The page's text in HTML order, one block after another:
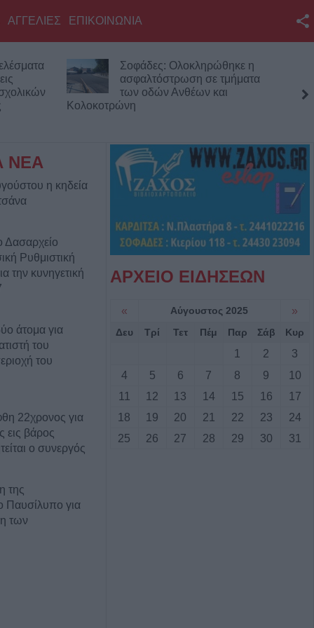
Twitter
YouTube
RSS
Επικοινωνία με το
ΑΓΓΕΛΙΕΣ ΕΠΙΚΟΙΝΩΝΙΑ
Σοφάδες: Ολοκληρώθηκε η
ασφαλτόστρωση σε τμήματα
των οδών Ανθέων και
Κολοκοτρώνη
ΝΕΑ
η κηδεία
Δασαρχείο
Ρυθμιστική
την κυνηγετική
άτομα για
του
του
22χρονος για
εις βάρος
ο συνεργός
της
Παυσίλυπο για
των
ΑΡΧΕΙΟ ΕΙΔΗΣΕΩΝ
« Αύγουστος 2025 »
Δευ Τρί Τετ Πέμ Παρ Σάβ Κυρ
1 2
3
4
5 6 7 8 9
10
11
12 13 14 15 16
17
18
19 20 21 22 23
24
25
26 27 28 29 30 31